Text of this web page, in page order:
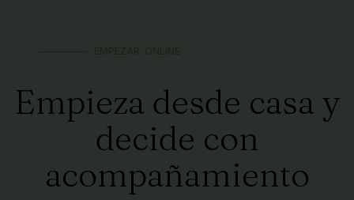
Empieza desde casa y
decide con
acompañamiento